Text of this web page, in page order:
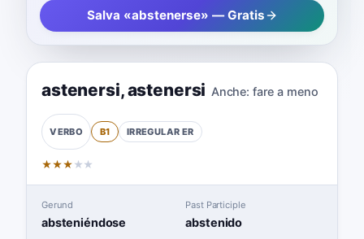
Salva «abstenerse» — Gratis
astenersi,astenersi Anche: fare a meno
VERBO B1 IRREGULAR ER
★★★ ★ ★
Gerund
absteniéndose
Past Participle
abstenido